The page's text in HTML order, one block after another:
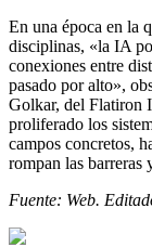
En una época en la
disciplinas, «la IA
conexiones entre
pasado por alto»,
Golkar, del Flatiron
proliferado los
campos concretos,
rompan las barreras
Fuente: Web.